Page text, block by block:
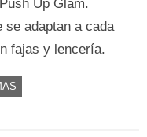
Up Glam.
se adaptan a cada
fajas y lencería.